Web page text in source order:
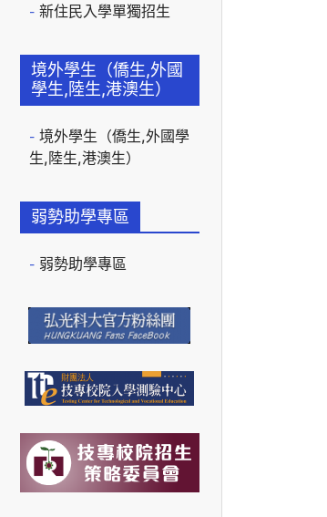
新住民入學單獨招生
境外學生（僑生,外國
學生,陸生,港澳生）
境外學生（僑生,外國學
生,陸生,港澳生）
弱勢助學專區
弱勢助學專區